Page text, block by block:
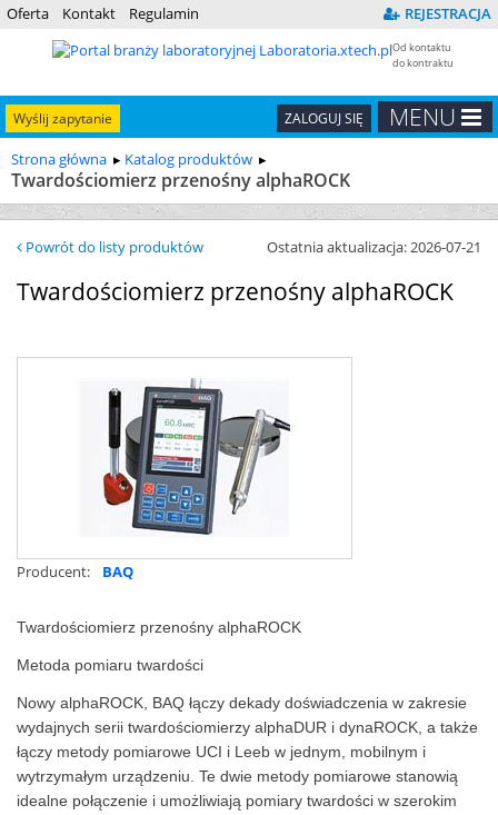
Oferta Kontakt Regulamin REJESTRACJA
Od kontaktu
do kontraktu
MENU
ZALOGUJ SIĘ
Wyślij zapytanie
Strona główna Katalog produktów
Twardościomierz przenośny alphaROCK
Powrót do listy produktów Ostatnia aktualizacja: 2026-07-21
Twardościomierz przenośny alphaROCK
Producent: BAQ
Twardościomierz przenośny alphaROCK
Metoda pomiaru twardości
Nowy alphaROCK, BAQ łączy dekady doświadczenia w zakresie
wydajnych serii twardościomierzy alphaDUR i dynaROCK, a także
łączy metody pomiarowe UCI i Leeb w jednym, mobilnym i
wytrzymałym urządzeniu. Te dwie metody pomiarowe stanowią
idealne połączenie i umożliwiają pomiary twardości w szerokim